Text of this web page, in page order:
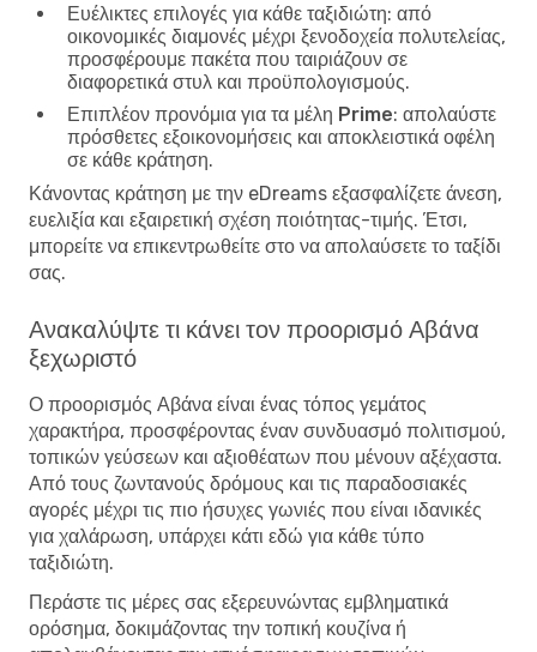
Ευέλικτες επιλογές για κάθε ταξιδιώτη: από
οικονομικές διαμονές μέχρι ξενοδοχεία πολυτελείας,
προσφέρουμε πακέτα που ταιριάζουν σε
διαφορετικά στυλ και προϋπολογισμούς.
Επιπλέον προνόμια για τα μέλη Prime: απολαύστε
πρόσθετες εξοικονομήσεις και αποκλειστικά οφέλη
σε κάθε κράτηση.
Κάνοντας κράτηση με την eDreams εξασφαλίζετε άνεση,
ευελιξία και εξαιρετική σχέση ποιότητας-τιμής. Έτσι,
μπορείτε να επικεντρωθείτε στο να απολαύσετε το ταξίδι
σας.
Ανακαλύψτε τι κάνει τον προορισμό Αβάνα
ξεχωριστό
Ο προορισμός Αβάνα είναι ένας τόπος γεμάτος
χαρακτήρα, προσφέροντας έναν συνδυασμό πολιτισμού,
τοπικών γεύσεων και αξιοθέατων που μένουν αξέχαστα.
Από τους ζωντανούς δρόμους και τις παραδοσιακές
αγορές μέχρι τις πιο ήσυχες γωνιές που είναι ιδανικές
για χαλάρωση, υπάρχει κάτι εδώ για κάθε τύπο
ταξιδιώτη.
Περάστε τις μέρες σας εξερευνώντας εμβληματικά
ορόσημα, δοκιμάζοντας την τοπική κουζίνα ή